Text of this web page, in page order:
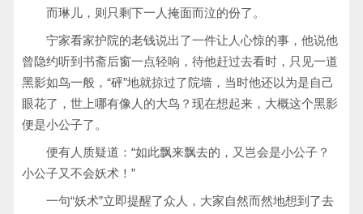
而琳儿，则只剩下一人掩面而泣的份了。
宁家看家护院的老钱说出了一件让人心惊的事，他说他
曾隐约听到书斋后窗一点轻响，待他赶过去看时，只见一道
黑影如鸟一般，“砰”地就掠过了院墙，当时他还以为是自己
眼花了，世上哪有像人的大鸟？现在想起来，大概这个黑影
便是小公子了。
便有人质疑道：“如此飘来飘去的，又岂会是小公子？
小公子又不会妖术！”
一句“妖术”立即提醒了众人，大家自然而然地想到了去